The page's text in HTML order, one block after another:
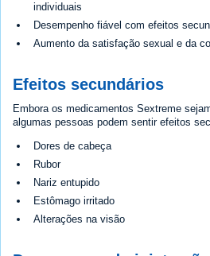
individuais
Desempenho fiável com efeitos
Aumento da satisfação sexual e da
Efeitos secundários
Embora os medicamentos Sextreme
algumas pessoas podem sentir efeitos
Dores de cabeça
Rubor
Nariz entupido
Estômago irritado
Alterações na visão